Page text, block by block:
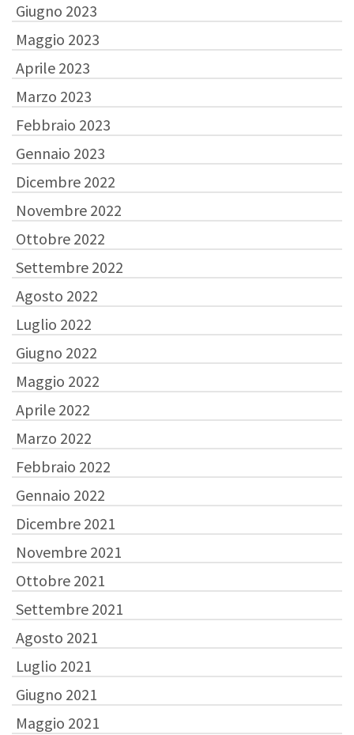
Giugno 2023
Maggio 2023
Aprile 2023
Marzo 2023
Febbraio 2023
Gennaio 2023
Dicembre 2022
Novembre 2022
Ottobre 2022
Settembre 2022
Agosto 2022
Luglio 2022
Giugno 2022
Maggio 2022
Aprile 2022
Marzo 2022
Febbraio 2022
Gennaio 2022
Dicembre 2021
Novembre 2021
Ottobre 2021
Settembre 2021
Agosto 2021
Luglio 2021
Giugno 2021
Maggio 2021